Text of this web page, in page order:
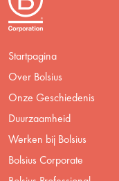
Startpagina
Over Bolsius
Onze Geschiedenis
Duurzaamheid
Werken bij Bolsius
Bolsius Corporate